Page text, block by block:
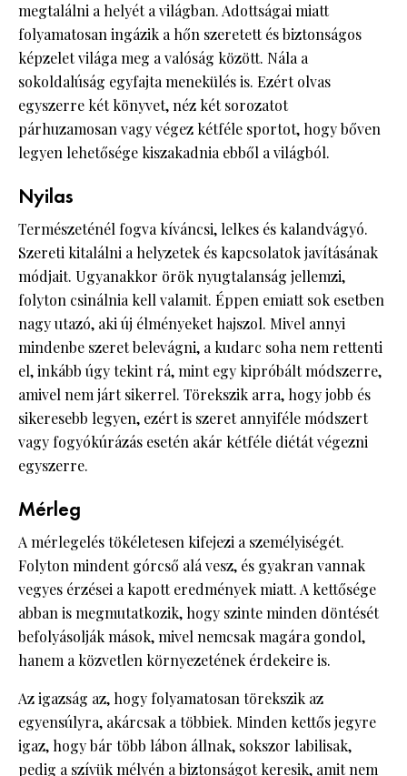
megtalálni a helyét a világban. Adottságai miatt
folyamatosan ingázik a hőn szeretett és biztonságos
képzelet világa meg a valóság között. Nála a
sokoldalúság egyfajta menekülés is. Ezért olvas
egyszerre két könyvet, néz két sorozatot
párhuzamosan vagy végez kétféle sportot, hogy bőven
legyen lehetősége kiszakadnia ebből a világból.
Nyilas
Természeténél fogva kíváncsi, lelkes és kalandvágyó.
Szereti kitalálni a helyzetek és kapcsolatok javításának
módjait. Ugyanakkor örök nyugtalanság jellemzi,
folyton csinálnia kell valamit. Éppen emiatt sok esetben
nagy utazó, aki új élményeket hajszol. Mivel annyi
mindenbe szeret belevágni, a kudarc soha nem rettenti
el, inkább úgy tekint rá, mint egy kipróbált módszerre,
amivel nem járt sikerrel. Törekszik arra, hogy jobb és
sikeresebb legyen, ezért is szeret annyiféle módszert
vagy fogyókúrázás esetén akár kétféle diétát végezni
egyszerre.
Mérleg
A mérlegelés tökéletesen kifejezi a személyiségét.
Folyton mindent górcső alá vesz, és gyakran vannak
vegyes érzései a kapott eredmények miatt. A kettősége
abban is megmutatkozik, hogy szinte minden döntését
befolyásolják mások, mivel nemcsak magára gondol,
hanem a közvetlen környezetének érdekeire is.
Az igazság az, hogy folyamatosan törekszik az
egyensúlyra, akárcsak a többiek. Minden kettős jegyre
igaz, hogy bár több lábon állnak, sokszor labilisak,
pedig a szívük mélyén a biztonságot keresik, amit nem